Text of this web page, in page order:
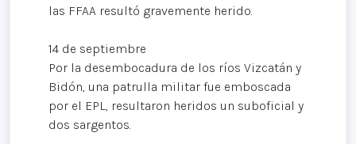
las FFAA resultó gravemente herido.
14 de septiembre
Por la desembocadura de los ríos Vizcatán y
Bidón, una patrulla militar fue emboscada
por el EPL, resultaron heridos un suboficial y
dos sargentos.